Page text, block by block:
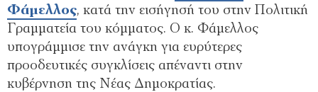
Φάμελλος, κατά την εισήγησή του στην Πολιτική
Γραμματεία του κόμματος. Ο κ. Φάμελλος
υπογράμμισε την ανάγκη για ευρύτερες
προοδευτικές συγκλίσεις απέναντι στην
κυβέρνηση της Νέας Δημοκρατίας.